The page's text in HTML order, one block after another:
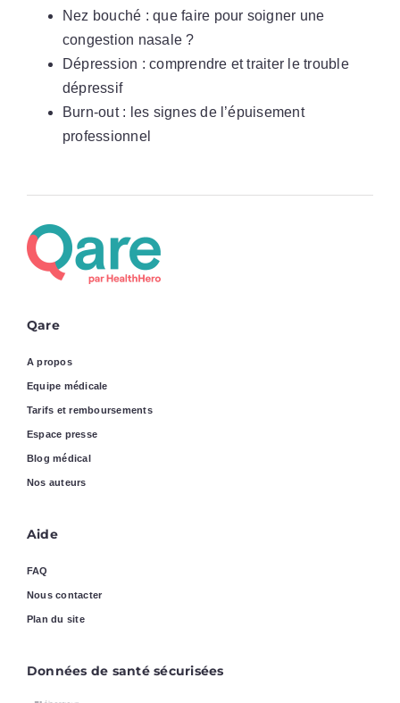
Nez bouché : que faire pour soigner une
congestion nasale ?
Dépression : comprendre et traiter le trouble
dépressif
Burn-out : les signes de l’épuisement
professionnel
Qare
A propos
Equipe médicale
Tarifs et remboursements
Espace presse
Blog médical
Nos auteurs
Aide
FAQ
Nous contacter
Plan du site
Données de santé sécurisées